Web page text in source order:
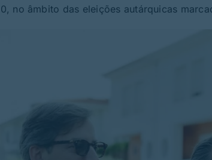
no âmbito das eleições autárquicas